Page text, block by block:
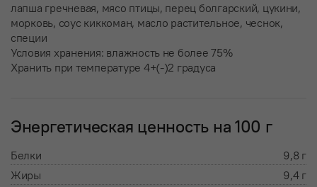
лапша гречневая, мясо птицы, перец болгарский, цукини,
морковь, соус киккоман, масло растительное, чеснок,
специи
Условия хранения: влажность не более 75%
Хранить при температуре 4+(-)2 градуса
Энергетическая ценность на 100 г
Белки
9,8 г
Жиры
9,4 г